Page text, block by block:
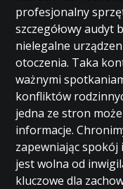
profesjonalny
szczegółowy audyt
nielegalne
otoczenia. Taka
ważnymi
konfliktów
jedna ze stron
informacje.
zapewniając
jest wolna od
kluczowe dla